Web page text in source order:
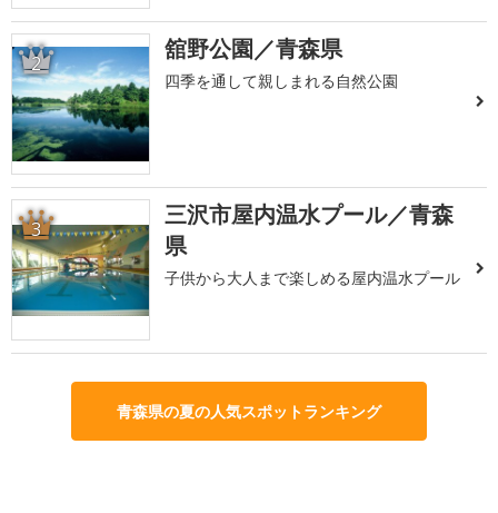
2 舘野公園／青森県
四季を通して親しまれる自然公園
3
三沢市屋内温水プール／青森
県
子供から大人まで楽しめる屋内温水プール
青森県の夏の人気スポットランキング